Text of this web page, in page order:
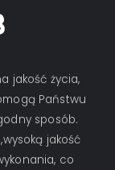
jakość życia,
Państwu
sposób.
jakość
co